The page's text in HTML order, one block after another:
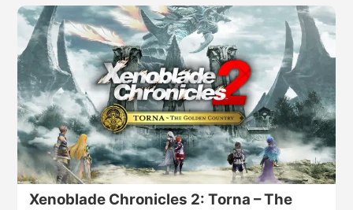
Xenoblade Chronicles 2: Torna – The